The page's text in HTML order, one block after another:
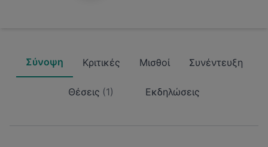
Σύνοψη Κριτικές Μισθοί Συνέντευξη
Θέσεις (1) Εκδηλώσεις